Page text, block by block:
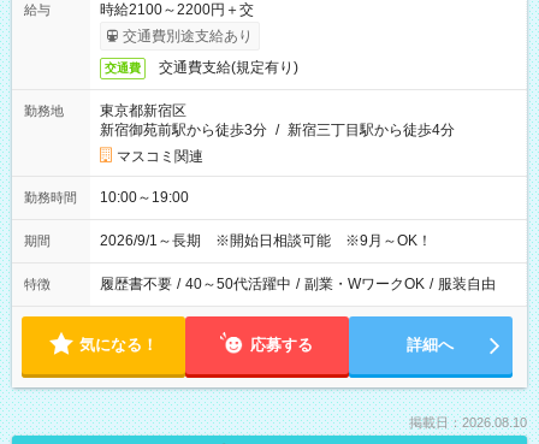
給与
時給2100～2200円＋交
交通費別途支給あり
交通費 交通費支給(規定有り)
勤務地
東京都新宿区
新宿御苑前駅から徒歩3分 / 新宿三丁目駅から徒歩4分
マスコミ関連
勤務時間 10:00～19:00
期間 2026/9/1～長期 ※開始日相談可能 ※9月～OK！
特徴 履歴書不要 / 40～50代活躍中 / 副業・WワークOK / 服装自由
気になる！ 応募する 詳細へ
掲載日：2026.08.10